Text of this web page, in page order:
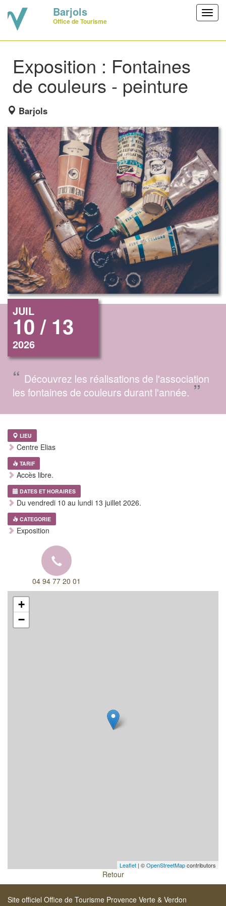
Barjols
Office de Tourisme
Exposition : Fontaines
de couleurs - peinture
Barjols
JUIL
10 / 13
2026
“ Découvrez les réalisations de l'association
les fontaines de couleurs durant l'année. ”
LIEU
Centre Elias
TARIF
Accès libre.
DATES ET HORAIRES
Du vendredi 10 au lundi 13 juillet 2026.
CATEGORIE
Exposition
04 94 77 20 01
+
−
Leaflet | ©OpenStreetMapcontributors
Retour
Site officiel Office de Tourisme Provence Verte & Verdon